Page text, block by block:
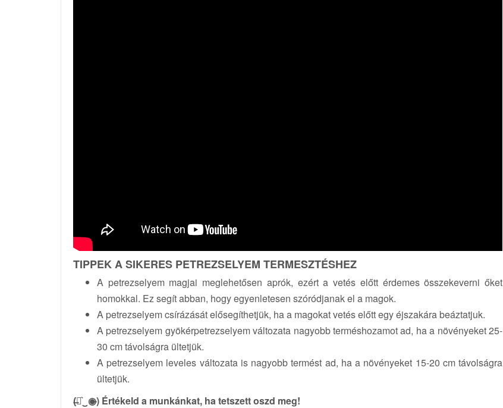
TIPPEK A SIKERES PETREZSELYEM TERMESZTÉSHEZ
A petrezselyem magjai meglehetősen aprók, ezért a vetés előtt érdemes összekeverni őket
homokkal. Ez segít abban, hogy egyenletesen szóródjanak el a magok.
A petrezselyem csírázását elősegíthetjük, ha a magokat vetés előtt egy éjszakára beáztatjuk.
A petrezselyem gyökérpetrezselyem változata nagyobb terméshozamot ad, ha a növényeket 25-
30 cm távolságra ültetjük.
A petrezselyem leveles változata is nagyobb termést ad, ha a növényeket 15-20 cm távolságra
ültetjük.
(̶◉͛‿◉̶) Értékeld a munkánkat, ha tetszett oszd meg!